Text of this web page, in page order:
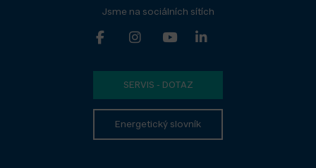
Jsme na sociálních sítích
SERVIS - DOTAZ
Energetický slovník